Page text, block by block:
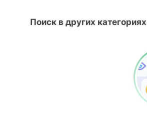
Поиск в других категориях